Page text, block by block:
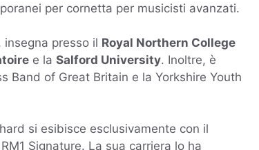
per cornetta per musicisti avanzati.
presso il Royal Northern College
e la Salford University. Inoltre, è
Band of Great Britain e la Yorkshire Youth
si esibisce esclusivamente con il
Signature. La sua carriera lo ha